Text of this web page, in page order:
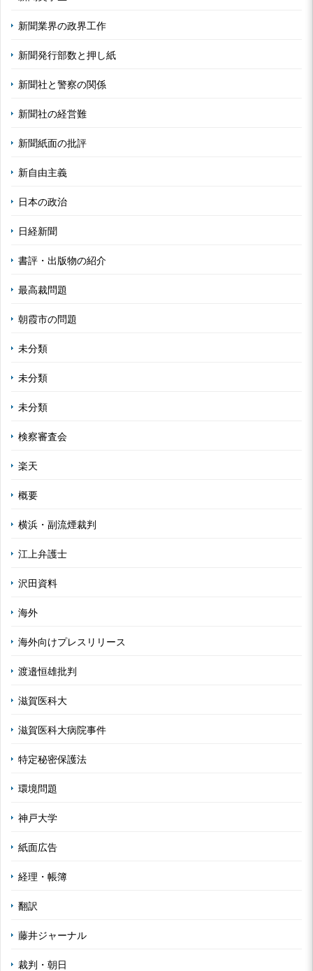
新聞業界の政界工作
新聞発行部数と押し紙
新聞社と警察の関係
新聞社の経営難
新聞紙面の批評
新自由主義
日本の政治
日経新聞
書評・出版物の紹介
最高裁問題
朝霞市の問題
未分類
未分類
未分類
検察審査会
楽天
概要
横浜・副流煙裁判
江上弁護士
沢田資料
海外
海外向けプレスリリース
渡邉恒雄批判
滋賀医科大
滋賀医科大病院事件
特定秘密保護法
環境問題
神戸大学
紙面広告
経理・帳簿
翻訳
藤井ジャーナル
裁判・朝日